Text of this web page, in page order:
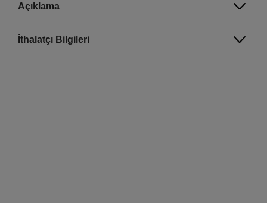
Açıklama
İthalatçı Bilgileri